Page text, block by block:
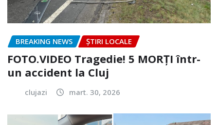
BREAKING NEWS ȘTIRI LOCALE
FOTO.VIDEO Tragedie! 5 MORȚI într-
un accident la Cluj
clujazi mart. 30, 2026